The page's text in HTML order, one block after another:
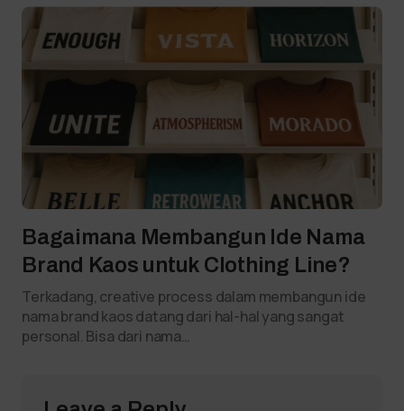
Bagaimana Membangun Ide Nama
Brand Kaos untuk Clothing Line?
Terkadang, creative process dalam membangun ide
nama brand kaos datang dari hal-hal yang sangat
personal. Bisa dari nama…